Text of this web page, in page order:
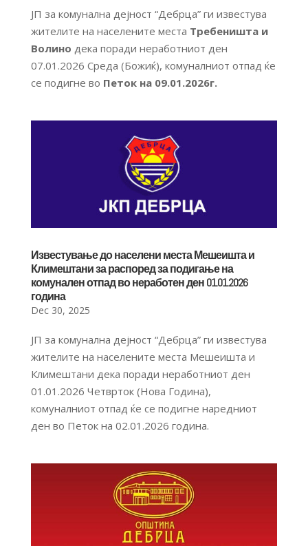
JП за комунална дејност “Дебрца” ги известува
жителите на населените места Требеништа и
Волино дека поради неработниот ден
07.01.2026 Среда (Божиќ), комуналниот отпад ќе
се подигне во Петок на 09.01.2026г.
Известување до населени места Мешеишта и
Климештани за распоред за подигање на
комунален отпад во неработен ден 01.01.2026
година
Dec 30, 2025
ЈП за комунална дејност “Дебрца” ги известува
жителите на населените места Мешеишта и
Климештани дека поради неработниот ден
01.01.2026 Четврток (Нова Година),
комуналниот отпад ќе се подигне наредниот
ден во Петок на 02.01.2026 година.